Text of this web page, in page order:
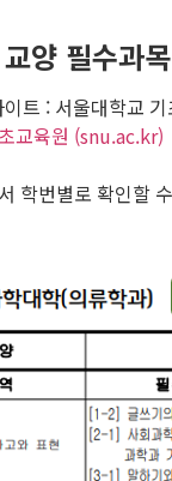
양 필수과
트 : 서울대학교
교육원 (snu.ac.kr)
학번별로 확인할